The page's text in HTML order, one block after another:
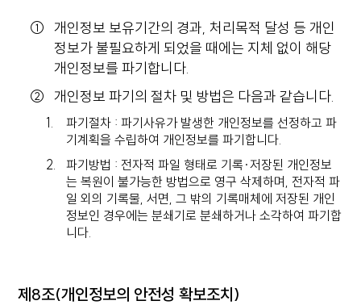
개인정보 보유기간의 경과, 처리목적 달성 등 개인
정보가 불필요하게 되었을 때에는 지체 없이 해당
개인정보를 파기합니다.
개인정보 파기의 절차 및 방법은 다음과 같습니다.
파기절차 : 파기사유가 발생한 개인정보를 선정하고 파
기계획을 수립하여 개인정보를 파기합니다.
파기방법 : 전자적 파일 형태로 기록·저장된 개인정보
는 복원이 불가능한 방법으로 영구 삭제하며, 전자적 파
일 외의 기록물, 서면, 그 밖의 기록매체에 저장된 개인
정보인 경우에는 분쇄기로 분쇄하거나 소각하여 파기합
니다.
제8조(개인정보의 안전성 확보조치)